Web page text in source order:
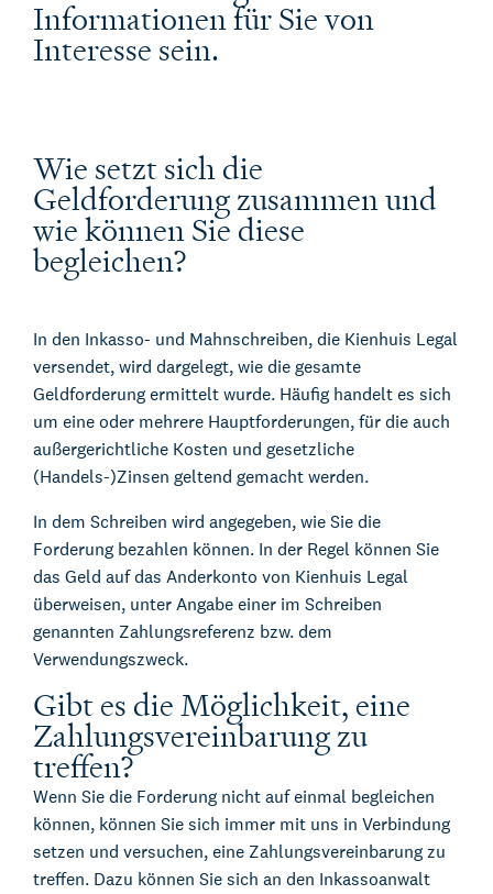
Informationen für Sie von
Interesse sein.
Wie setzt sich die
Geldforderung zusammen und
wie können Sie diese
begleichen?
In den Inkasso- und Mahnschreiben, die Kienhuis Legal
versendet, wird dargelegt, wie die gesamte
Geldforderung ermittelt wurde. Häufig handelt es sich
um eine oder mehrere Hauptforderungen, für die auch
außergerichtliche Kosten und gesetzliche
(Handels-)Zinsen geltend gemacht werden.
In dem Schreiben wird angegeben, wie Sie die
Forderung bezahlen können. In der Regel können Sie
das Geld auf das Anderkonto von Kienhuis Legal
überweisen, unter Angabe einer im Schreiben
genannten Zahlungsreferenz bzw. dem
Verwendungszweck.
Gibt es die Möglichkeit, eine
Zahlungsvereinbarung zu
treffen?
Wenn Sie die Forderung nicht auf einmal begleichen
können, können Sie sich immer mit uns in Verbindung
setzen und versuchen, eine Zahlungsvereinbarung zu
treffen. Dazu können Sie sich an den Inkassoanwalt